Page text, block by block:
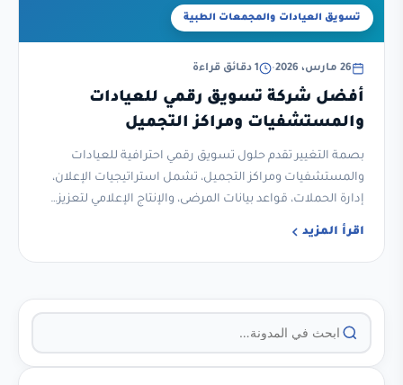
تسويق العيادات والمجمعات الطبية
26 مارس، 2026 • 1 دقائق قراءة
أفضل شركة تسويق رقمي للعيادات
والمستشفيات ومراكز التجميل
بصمة التغيير تقدم حلول تسويق رقمي احترافية للعيادات
والمستشفيات ومراكز التجميل، تشمل استراتيجيات الإعلان،
إدارة الحملات، قواعد بيانات المرضى، والإنتاج الإعلامي لتعزيز…
اقرأ المزيد